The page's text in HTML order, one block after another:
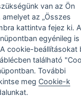
több
van az Ön
az „Összes
kattintva fejez ki. A
egyénileg is
cookie-beállításokat
található
További
meg Cookie-k